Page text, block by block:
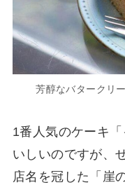
芳醇なバタークリ
1番人気のケーキ
いしいのですが、
店名を冠した「崖